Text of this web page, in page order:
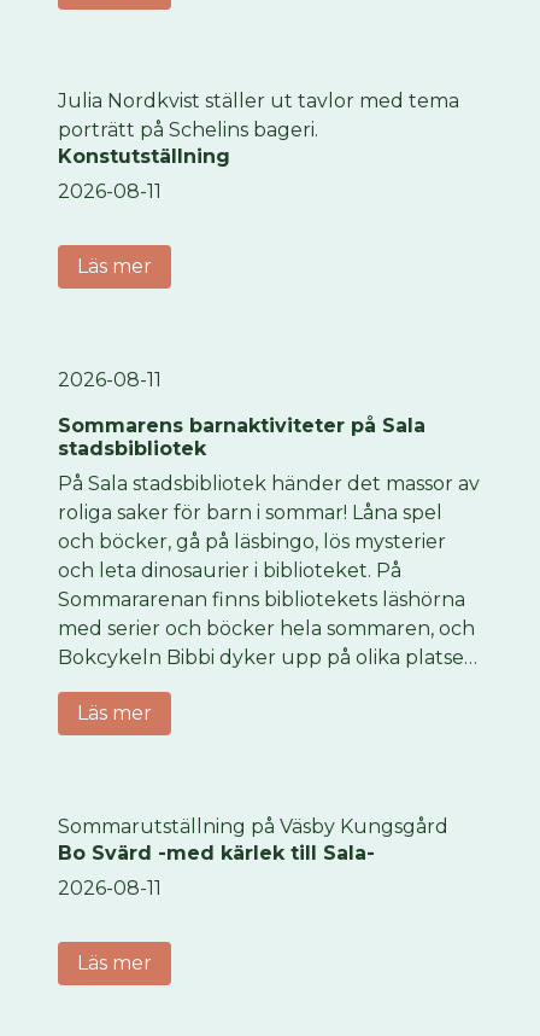
2026-08-11
Konstutställning
Julia Nordkvist ställer ut tavlor med tema
porträtt på Schelins bageri.
Läs mer
2026-08-11
Sommarens barnaktiviteter på Sala
stadsbibliotek
På Sala stadsbibliotek händer det massor av
roliga saker för barn i sommar! Låna spel
och böcker, gå på läsbingo, lös mysterier
och leta dinosaurier i biblioteket. På
Sommararenan finns bibliotekets läshörna
med serier och böcker hela sommaren, och
Bokcykeln Bibbi dyker upp på olika platser i
Sala med pyssel, ansiktsmålning och annat
kul. Torsdag 6 augusti kl. 12-15 är vi på
Läs mer
2026-08-11
Bo Svärd -med kärlek till Sala-
Sommarutställning på Väsby Kungsgård
Läs mer